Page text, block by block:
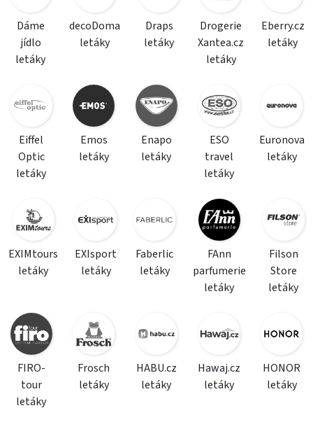
Dáme
jídlo
letáky
decoDoma
letáky
Draps
letáky
Drogerie
Xantea.cz
letáky
Eberry.cz
letáky
Eiffel
Optic
letáky
Emos
letáky
Enapo
letáky
ESO
travel
letáky
Euronova
letáky
EXIMtours
letáky
EXIsport
letáky
Faberlic
letáky
FAnn
parfumerie
letáky
Filson
Store
letáky
FIRO-
tour
letáky
Frosch
letáky
HABU.cz
letáky
Hawaj.cz
letáky
HONOR
letáky